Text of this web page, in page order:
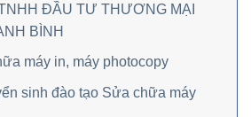
ĐẦU TƯ THƯƠNG MẠI
BÌNH
máy in, máy photocopy
sinh đào tạo Sửa chữa máy